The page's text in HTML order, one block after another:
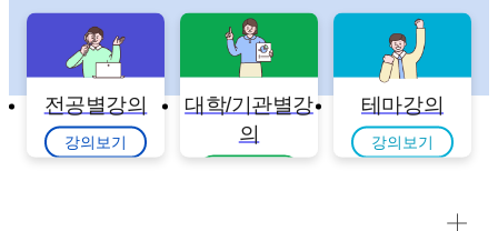
전공별강의
강의보기
대학/기관별강
의
테마강의
강의보기